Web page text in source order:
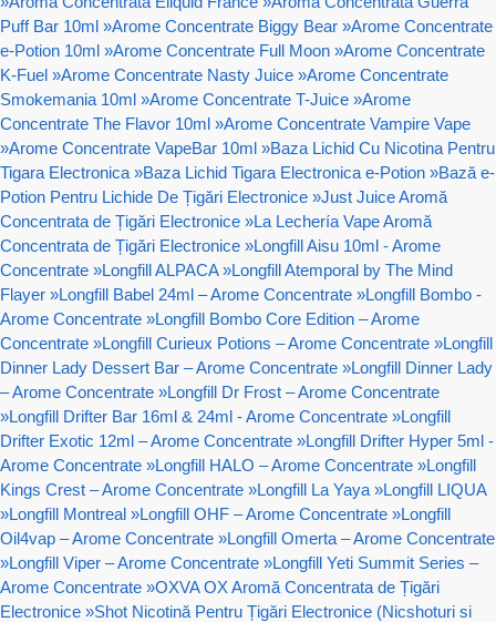
Puff Bar 10ml »Arome Concentrate Biggy Bear »Arome Concentrate
e-Potion 10ml »Arome Concentrate Full Moon »Arome Concentrate
K-Fuel »Arome Concentrate Nasty Juice »Arome Concentrate
Smokemania 10ml »Arome Concentrate T-Juice »Arome
Concentrate The Flavor 10ml »Arome Concentrate Vampire Vape
»Arome Concentrate VapeBar 10ml »Baza Lichid Cu Nicotina Pentru
Tigara Electronica »Baza Lichid Tigara Electronica e-Potion »Bază e-
Potion Pentru Lichide De Țigări Electronice »Just Juice Aromă
Concentrata de Țigări Electronice »La Lechería Vape Aromă
Concentrata de Țigări Electronice »Longfill Aisu 10ml - Arome
Concentrate »Longfill ALPACA »Longfill Atemporal by The Mind
Flayer »Longfill Babel 24ml – Arome Concentrate »Longfill Bombo -
Arome Concentrate »Longfill Bombo Core Edition – Arome
Concentrate »Longfill Curieux Potions – Arome Concentrate »Longfill
Dinner Lady Dessert Bar – Arome Concentrate »Longfill Dinner Lady
– Arome Concentrate »Longfill Dr Frost – Arome Concentrate
»Longfill Drifter Bar 16ml & 24ml - Arome Concentrate »Longfill
Drifter Exotic 12ml – Arome Concentrate »Longfill Drifter Hyper 5ml -
Arome Concentrate »Longfill HALO – Arome Concentrate »Longfill
Kings Crest – Arome Concentrate »Longfill La Yaya »Longfill LIQUA
»Longfill Montreal »Longfill OHF – Arome Concentrate »Longfill
Oil4vap – Arome Concentrate »Longfill Omerta – Arome Concentrate
»Longfill Viper – Arome Concentrate »Longfill Yeti Summit Series –
Arome Concentrate »OXVA OX Aromă Concentrata de Țigări
Electronice »Shot Nicotină Pentru Țigări Electronice (Nicshoturi si